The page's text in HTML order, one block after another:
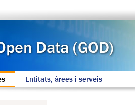
Entitats, àrees i serveis